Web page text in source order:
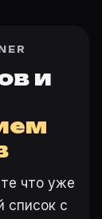
и
что уже
список с